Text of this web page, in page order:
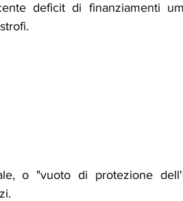
deficit di finanziamenti
o "vuoto di protezione